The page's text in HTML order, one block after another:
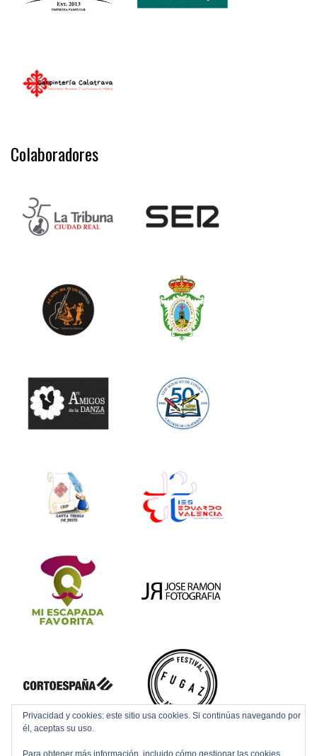
Colaboradores
Privacidad y cookies: este sitio usa cookies. Si continúas navegando por
él, aceptas su uso.
Para obtener más información, incluido cómo gestionar las cookies,